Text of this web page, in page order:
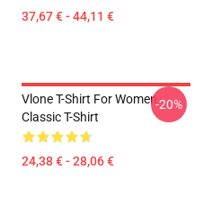
37,67 € - 44,11 €
Vlone T-Shirt For Women
Classic T-Shirt
24,38 € - 28,06 €
-20%